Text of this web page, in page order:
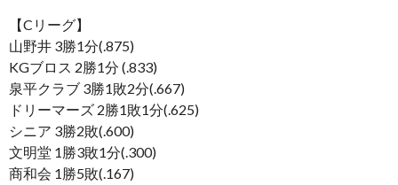
【Cリーグ】
山野井 3勝1分(.875)
KGブロス 2勝1分 (.833)
泉平クラブ 3勝1敗2分(.667)
ドリーマーズ 2勝1敗1分(.625)
シニア 3勝2敗(.600)
文明堂 1勝3敗1分(.300)
商和会 1勝5敗(.167)